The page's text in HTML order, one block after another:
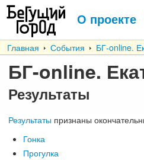
О проекте
Главная События БГ-online.
БГ-online.
Результаты
Результаты признаны
Гонка
Прогулка